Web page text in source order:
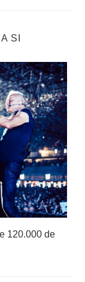
SI
120.000 de